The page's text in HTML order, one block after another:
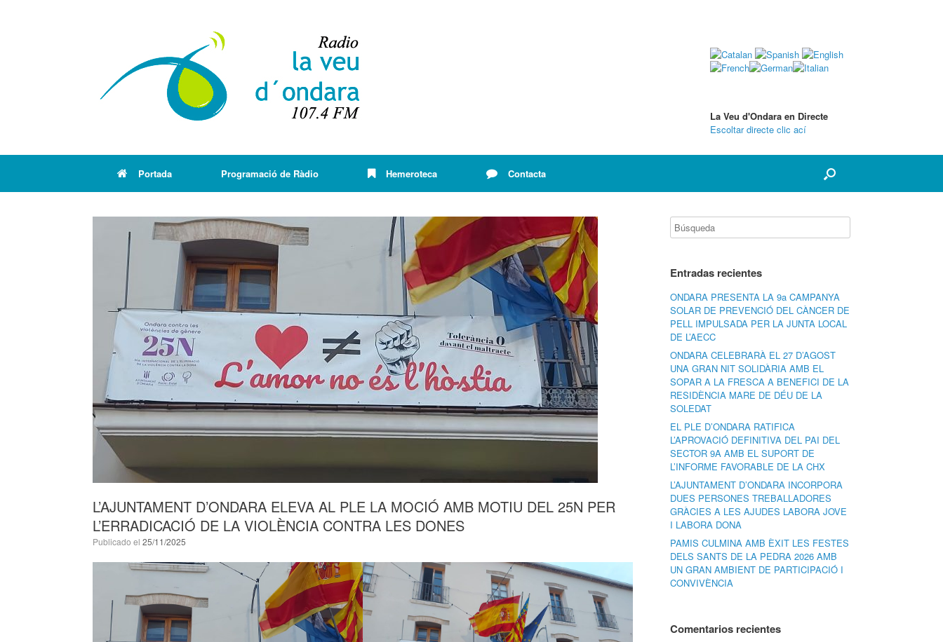
La Veu d'Ondara en Directe
Escoltar directe clic ací
Portada Programació de Ràdio Hemeroteca Contacta
L’AJUNTAMENT D’ONDARA ELEVA AL PLE LA MOCIÓ AMB MOTIU DEL 25N PER
L’ERRADICACIÓ DE LA VIOLÈNCIA CONTRA LES DONES
Publicado el 25/11/2025
Entradas recientes
ONDARA PRESENTA LA 9a CAMPANYA
SOLAR DE PREVENCIÓ DEL CÀNCER DE
PELL IMPULSADA PER LA JUNTA LOCAL
DE L’AECC
ONDARA CELEBRARÀ EL 27 D’AGOST
UNA GRAN NIT SOLIDÀRIA AMB EL
SOPAR A LA FRESCA A BENEFICI DE LA
RESIDÈNCIA MARE DE DÉU DE LA
SOLEDAT
EL PLE D’ONDARA RATIFICA
L’APROVACIÓ DEFINITIVA DEL PAI DEL
SECTOR 9A AMB EL SUPORT DE
L’INFORME FAVORABLE DE LA CHX
L’AJUNTAMENT D’ONDARA INCORPORA
DUES PERSONES TREBALLADORES
GRÀCIES A LES AJUDES LABORA JOVE
I LABORA DONA
PAMIS CULMINA AMB ÈXIT LES FESTES
DELS SANTS DE LA PEDRA 2026 AMB
UN GRAN AMBIENT DE PARTICIPACIÓ I
CONVIVÈNCIA
Comentarios recientes